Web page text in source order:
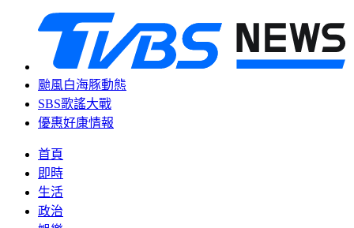
颱風白海豚動態
SBS歌謠大戰
優惠好康情報
首頁
即時
生活
政治